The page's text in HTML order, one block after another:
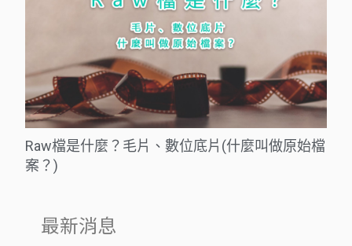
Raw檔是什麼？毛片、數位底片(什麼叫做原始檔
案？)
最新消息